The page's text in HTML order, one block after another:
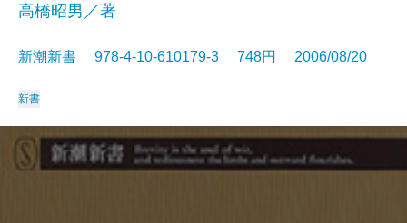
高橋昭男／著
新潮新書 978-4-10-610179-3 748円 2006/08/20
新書